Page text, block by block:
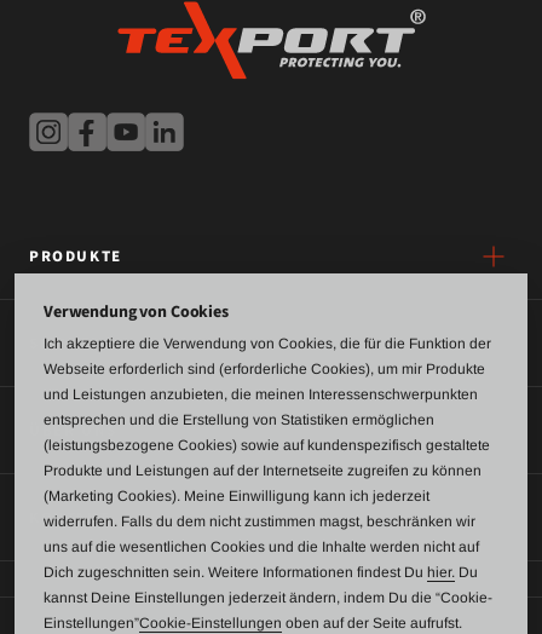
PRODUKTE
SERVICE
ÜBER UNS
KONTAKT
Verwendung von Cookies
Ich akzeptiere die Verwendung von Cookies, die für die Funktion der
Webseite erforderlich sind (erforderliche Cookies), um mir Produkte
und Leistungen anzubieten, die meinen Interessenschwerpunkten
entsprechen und die Erstellung von Statistiken ermöglichen
(leistungsbezogene Cookies) sowie auf kundenspezifisch gestaltete
Produkte und Leistungen auf der Internetseite zugreifen zu können
(Marketing Cookies). Meine Einwilligung kann ich jederzeit
widerrufen. Falls du dem nicht zustimmen magst, beschränken wir
uns auf die wesentlichen Cookies und die Inhalte werden nicht auf
Dich zugeschnitten sein. Weitere Informationen findest Du hier. Du
kannst Deine Einstellungen jederzeit ändern, indem Du die “Cookie-
Einstellungen”Cookie-Einstellungen oben auf der Seite aufrufst.